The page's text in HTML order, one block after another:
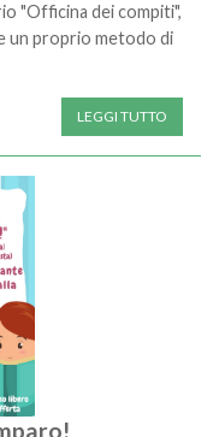
"Officina dei compiti",
un proprio metodo di
LEGGI TUTTO